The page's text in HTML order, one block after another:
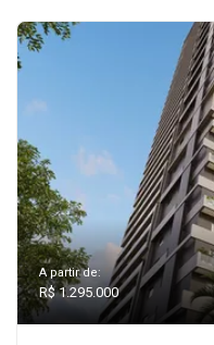
A partir de:
R$ 1.295.000